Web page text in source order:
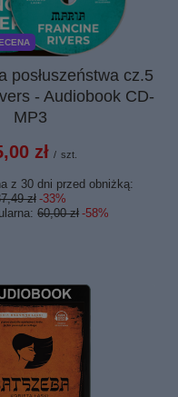
posłuszeństwa cz.5
- Audiobook CD-
MP3
zł / szt.
z 30 dni przed obniżką:
zł -33%
60,00 zł -58%